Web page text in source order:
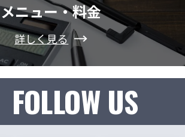
メニュー・料金
詳しく見る
FOLLOW US